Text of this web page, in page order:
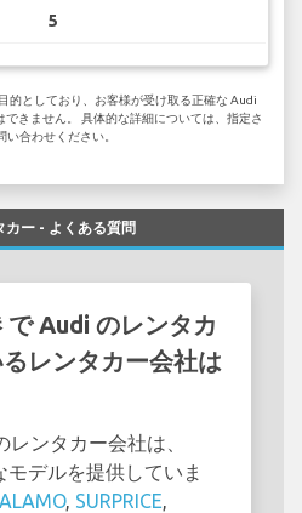
5
的としており、お客様が受け取る正確な Audi
きません。 具体的な詳細については、指定さ
合わせください。
ー - よくある質問
で Audi のレンタカ
レンタカー会社は
ンタカー会社は、
デルを提供していま
ALAMO, SURPRICE